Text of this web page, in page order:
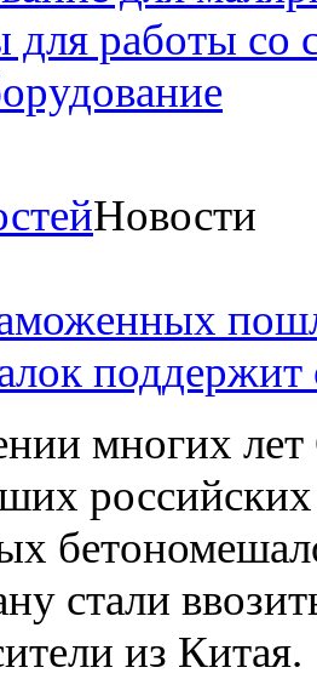
для работы со
Новости
поддержит
многих
стали
из Китая.